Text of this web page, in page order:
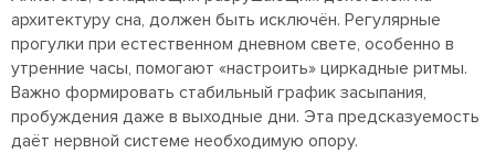
архитектуру сна, должен быть исключён. Регулярные
прогулки при естественном дневном свете, особенно в
утренние часы, помогают «настроить» циркадные ритмы.
Важно формировать стабильный график засыпания,
пробуждения даже в выходные дни. Эта предсказуемость
даёт нервной системе необходимую опору.